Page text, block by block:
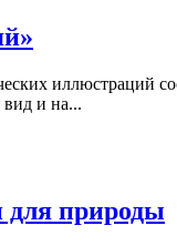
иллюстраций
и на...
для природы